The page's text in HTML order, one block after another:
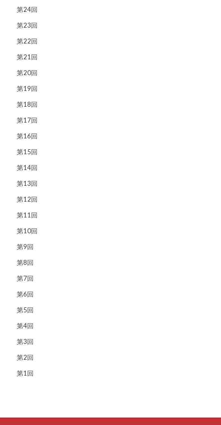
第24回
第23回
第22回
第21回
第20回
第19回
第18回
第17回
第16回
第15回
第14回
第13回
第12回
第11回
第10回
第9回
第8回
第7回
第6回
第5回
第4回
第3回
第2回
第1回